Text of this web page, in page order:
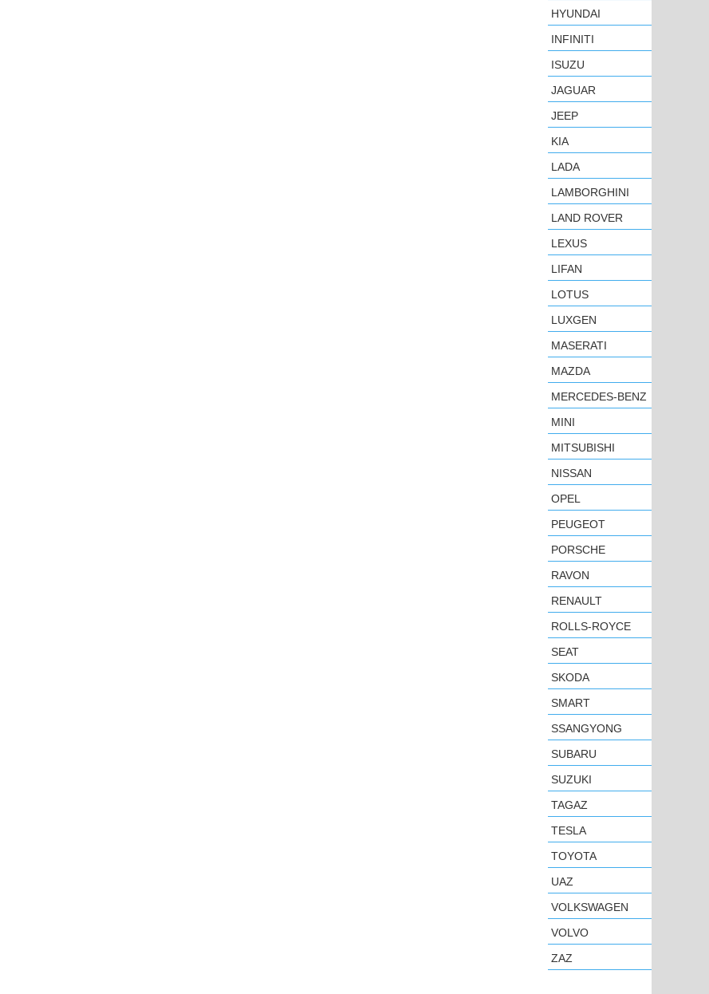
HYUNDAI
INFINITI
ISUZU
JAGUAR
JEEP
KIA
LADA
LAMBORGHINI
LAND ROVER
LEXUS
LIFAN
LOTUS
LUXGEN
MASERATI
MAZDA
MERCEDES-BENZ
MINI
MITSUBISHI
NISSAN
OPEL
PEUGEOT
PORSCHE
RAVON
RENAULT
ROLLS-ROYCE
SEAT
SKODA
SMART
SSANGYONG
SUBARU
SUZUKI
TAGAZ
TESLA
TOYOTA
UAZ
VOLKSWAGEN
VOLVO
ZAZ